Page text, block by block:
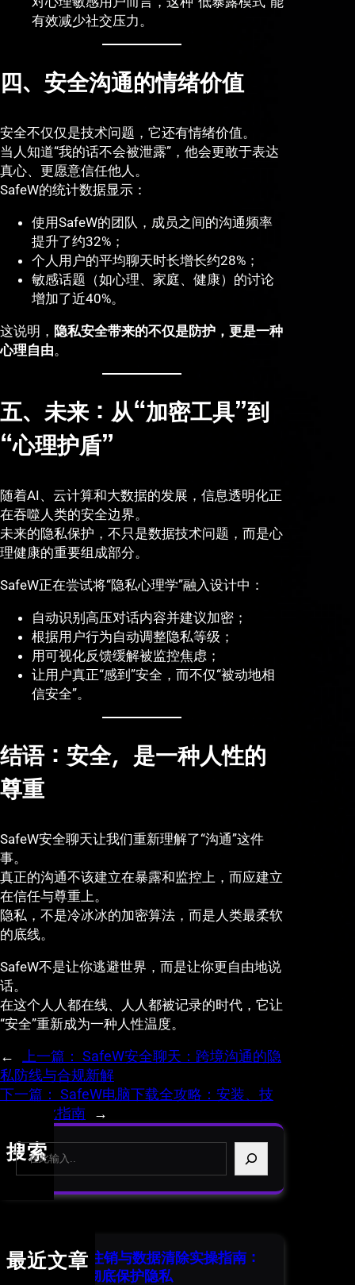
有效减少社交压力。
四、安全沟通的情绪价值
安全不仅仅是技术问题，它还有情绪价值。
当人知道“我的话不会被泄露”，他会更敢于表达
真心、更愿意信任他人。
SafeW的统计数据显示：
使用SafeW的团队，成员之间的沟通频率
提升了约32%；
个人用户的平均聊天时长增长约28%；
敏感话题（如心理、家庭、健康）的讨论
增加了近40%。
这说明， 隐私安全带来的不仅是防护，更是一种
心理自由。
五、未来：从“加密工具”到
“心理护盾”
随着AI、云计算和大数据的发展，信息透明化正
在吞噬人类的安全边界。
未来的隐私保护，不只是数据技术问题，而是心
理健康的重要组成部分。
SafeW正在尝试将“隐私心理学”融入设计中：
自动识别高压对话内容并建议加密；
根据用户行为自动调整隐私等级；
用可视化反馈缓解被监控焦虑；
让用户真正“感到”安全，而不仅“被动地相
信安全”。
结语：安全，是一种人性的
尊重
SafeW安全聊天让我们重新理解了“沟通”这件
事。
真正的沟通不该建立在暴露和监控上，而应建立
在信任与尊重上。
隐私，不是冷冰冰的加密算法，而是人类最柔软
的底线。
SafeW不是让你逃避世界，而是让你更自由地说
话。
在这个人人都在线、人人都被记录的时代，它让
“安全”重新成为一种人性温度。
← 上一篇： SafeW安全聊天：跨境沟通的隐
私防线与合规新解
下一篇： SafeW电脑下载全攻略：安装、技
巧与优化指南
→
搜索
S
最近文章
SafeW 账号注销与数据清除实操指南：
安全退出并彻底保护隐私